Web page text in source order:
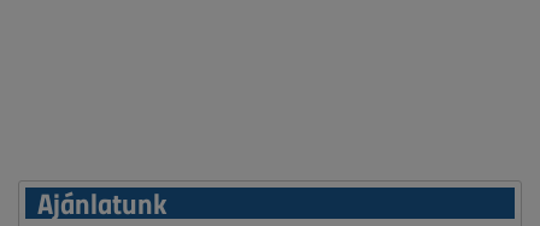
Ajánlatunk